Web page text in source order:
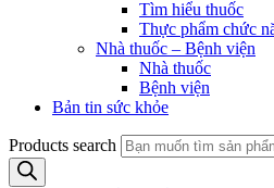
Tìm hiểu thuốc
Thực phẩm chức
Nhà thuốc – Bệnh viện
Nhà thuốc
Bệnh viện
Bản tin sức khỏe
Products search